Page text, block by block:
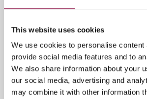
This website uses cookies
We use cookies to personalise content
provide social media features and to
We also share information about your
our social media, advertising and
may combine it with other information
Media Campus NL